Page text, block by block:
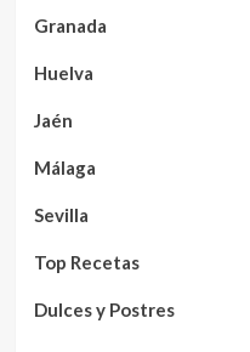
Granada
Huelva
Jaén
Málaga
Sevilla
Top Recetas
Dulces y Postres